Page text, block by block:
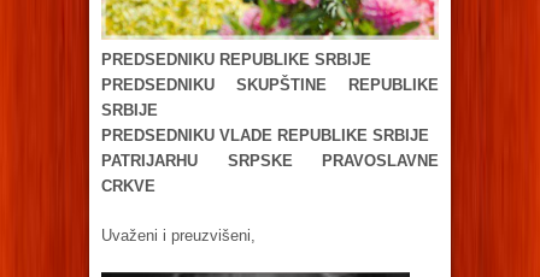
PREDSEDNIKU REPUBLIKE SRBIJE
PREDSEDNIKU SKUPŠTINE REPUBLIKE
SRBIJE
PREDSEDNIKU VLADE REPUBLIKE SRBIJE
PATRIJARHU SRPSKE PRAVOSLAVNE
CRKVE
Uvaženi i preuzvišeni,